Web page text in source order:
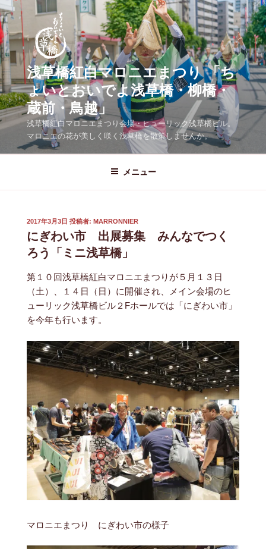
コ
ン
テ
ン
ツ
へ
ス
キ
ッ
浅草橋紅白マロニエまつり 「ち
ょいとおいでよ浅草橋・柳橋・
蔵前・鳥越」
浅草橋紅白マロニエまつり会場・ヒューリック浅草橋ビル。
マロニエの花が美しく咲く浅草橋を散策しませんか。
メニュー
投
稿
日:
2017年3月3日 投稿者: MARRONNIER
にぎわい市 出展募集 みんなでつく
ろう「ミニ浅草橋」
第１０回浅草橋紅白マロニエまつりが５月１３日
（土）、１４日（日）に開催され、メイン会場のヒ
ューリック浅草橋ビル２Fホールでは「にぎわい市」
を今年も行います。
マロニエまつり にぎわい市の様子